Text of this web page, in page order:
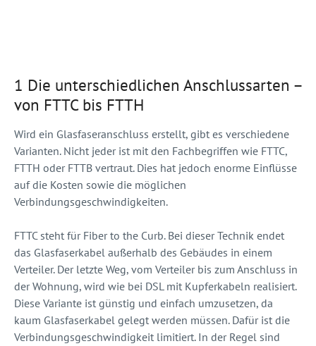
1 Die unterschiedlichen Anschlussarten –
von FTTC bis FTTH
Wird ein Glasfaseranschluss erstellt, gibt es verschiedene
Varianten. Nicht jeder ist mit den Fachbegriffen wie FTTC,
FTTH oder FTTB vertraut. Dies hat jedoch enorme Einflüsse
auf die Kosten sowie die möglichen
Verbindungsgeschwindigkeiten.
FTTC steht für Fiber to the Curb. Bei dieser Technik endet
das Glasfaserkabel außerhalb des Gebäudes in einem
Verteiler. Der letzte Weg, vom Verteiler bis zum Anschluss in
der Wohnung, wird wie bei DSL mit Kupferkabeln realisiert.
Diese Variante ist günstig und einfach umzusetzen, da
kaum Glasfaserkabel gelegt werden müssen. Dafür ist die
Verbindungsgeschwindigkeit limitiert. In der Regel sind